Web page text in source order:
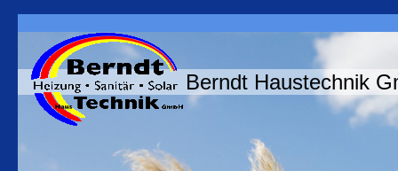
Berndt Haustechnik